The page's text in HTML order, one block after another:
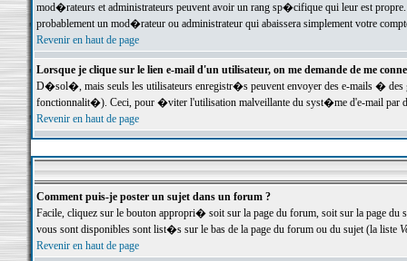
mod�rateurs et administrateurs peuvent avoir un rang sp�cifique qui leur est
probablement un mod�rateur ou administrateur qui abaissera simplement votre
Revenir en haut de page
Lorsque je clique sur le lien e-mail d'un utilisateur, on me demande de me
D�sol�, mais seuls les utilisateurs enregistr�s peuvent envoyer des e-mails �
fonctionnalit�). Ceci, pour �viter l'utilisation malveillante du syst�me d'e-mail par
Revenir en haut de page
Comment puis-je poster un sujet dans un forum ?
Facile, cliquez sur le bouton appropri� soit sur la page du forum, soit sur la page du
vous sont disponibles sont list�s sur le bas de la page du forum ou du sujet (la liste
Revenir en haut de page